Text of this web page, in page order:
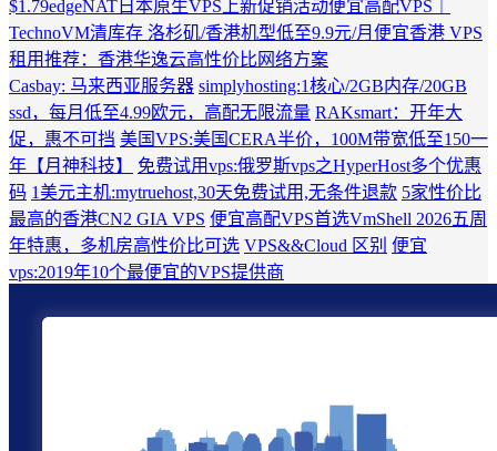
$1.79edgeNAT日本原生VPS上新促销活动便宜高配VPS｜
TechnoVM清库存 洛杉矶/香港机型低至9.9元/月 便宜香港 VPS
租用推荐：香港华逸云高性价比网络方案
Casbay: 马来西亚服务器 simplyhosting:1核心/2GB内存/20GB
ssd，每月低至4.99欧元，高配无限流量 RAKsmart：开年大
促，惠不可挡 美国VPS:美国CERA半价，100M带宽低至150一
年【月神科技】
免费试用vps:俄罗斯vps之HyperHost多个优惠
码 1美元主机:mytruehost,30天免费试用,无条件退款 5家性价比
最高的香港CN2 GIA VPS 便宜高配VPS首选VmShell 2026五周
年特惠，多机房高性价比可选 VPS&&Cloud 区别 便宜
vps:2019年10个最便宜的VPS提供商